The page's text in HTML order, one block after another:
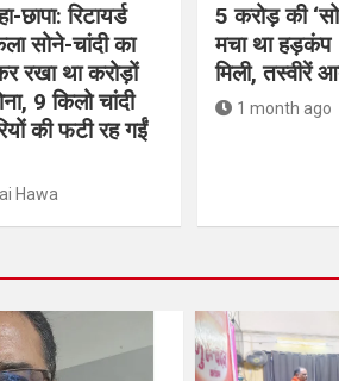
छापा: रिटायर्ड
सोने-चांदी का
रखा था करोड़ों
9 किलो चांदी
की फटी रह गईं
Hawa
5 करोड़ की
मचा था हड़कंप
मिली,
1 month ago